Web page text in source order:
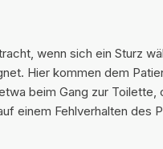
wenn sich ein Sturz
Hier kommen dem
beim Gang zur Toilette,
einem Fehlverhalten des